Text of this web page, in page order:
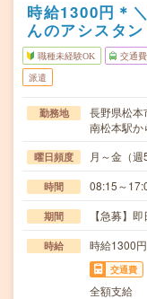
時給1300円＊
んのアシスタ
職種未経験OK 交通
派遣
勤務地
長野県松本
南松本駅
曜日頻度 月～金（
時間 08:15～
期間 【急募】
時給 時給1300
交通費
全額支給